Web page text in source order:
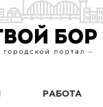
РАБОТА